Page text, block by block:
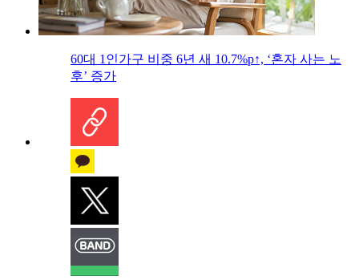
60대 1인가구 비중 6년 새 10.7%p↑, ‘혼자 사는 노
후’ 증가